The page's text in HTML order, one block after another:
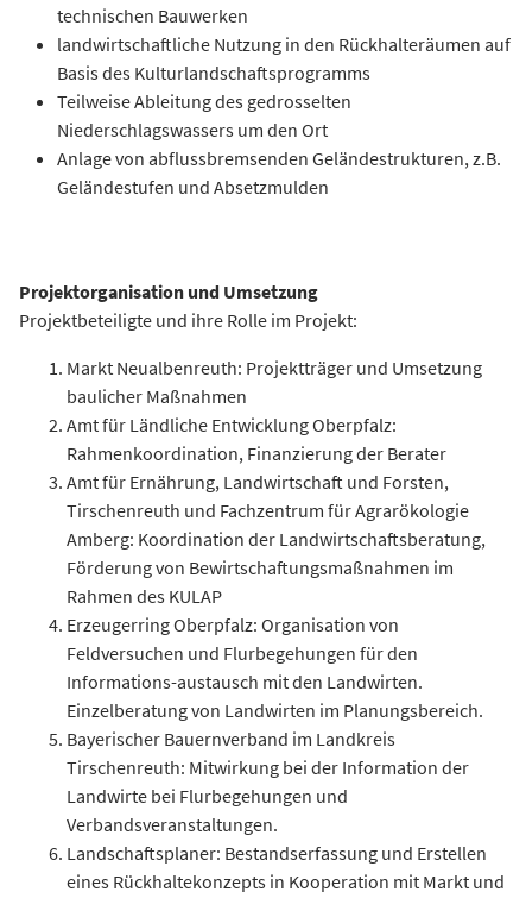
technischen Bauwerken
landwirtschaftliche Nutzung in den Rückhalteräumen auf
Basis des Kulturlandschaftsprogramms
Teilweise Ableitung des gedrosselten
Niederschlagswassers um den Ort
Anlage von abflussbremsenden Geländestrukturen, z.B.
Geländestufen und Absetzmulden
Projektorganisation und Umsetzung
Projektbeteiligte und ihre Rolle im Projekt:
Markt Neualbenreuth: Projektträger und Umsetzung
baulicher Maßnahmen
Amt für Ländliche Entwicklung Oberpfalz:
Rahmenkoordination, Finanzierung der Berater
Amt für Ernährung, Landwirtschaft und Forsten,
Tirschenreuth und Fachzentrum für Agrarökologie
Amberg: Koordination der Landwirtschaftsberatung,
Förderung von Bewirtschaftungsmaßnahmen im
Rahmen des KULAP
Erzeugerring Oberpfalz: Organisation von
Feldversuchen und Flurbegehungen für den
Informations-austausch mit den Landwirten.
Einzelberatung von Landwirten im Planungsbereich.
Bayerischer Bauernverband im Landkreis
Tirschenreuth: Mitwirkung bei der Information der
Landwirte bei Flurbegehungen und
Verbandsveranstaltungen.
Landschaftsplaner: Bestandserfassung und Erstellen
eines Rückhaltekonzepts in Kooperation mit Markt und